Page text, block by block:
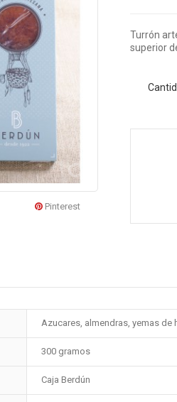
Pinterest
Turrón
superior
Azucares, almendras, yemas de
300 gramos
Caja Berdún